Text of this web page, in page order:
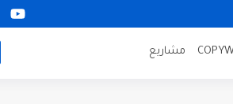
مشاريع